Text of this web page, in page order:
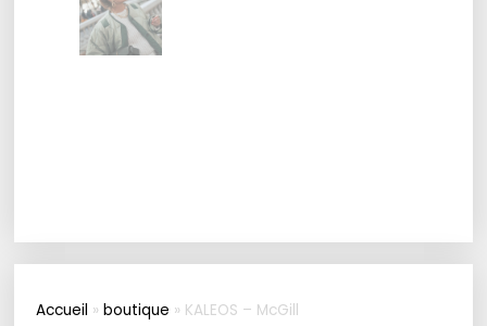
Accueil »boutique » KALEOS – McGill